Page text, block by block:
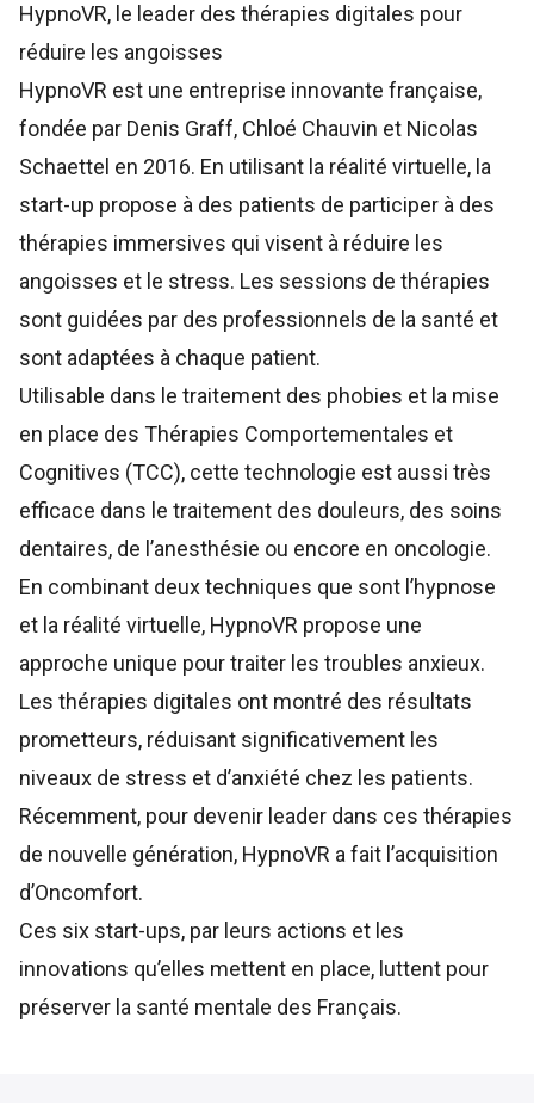
HypnoVR, le leader des thérapies digitales pour
réduire les angoisses
HypnoVR est une entreprise innovante française,
fondée par Denis Graff, Chloé Chauvin et Nicolas
Schaettel en 2016. En utilisant la réalité virtuelle, la
start-up propose à des patients de participer à des
thérapies immersives qui visent à réduire les
angoisses et le stress. Les sessions de thérapies
sont guidées par des professionnels de la santé et
sont adaptées à chaque patient.
Utilisable dans le traitement des phobies et la mise
en place des Thérapies Comportementales et
Cognitives (TCC), cette technologie est aussi très
efficace dans le traitement des douleurs, des soins
dentaires, de l’anesthésie ou encore en oncologie.
En combinant deux techniques que sont l’hypnose
et la réalité virtuelle, HypnoVR propose une
approche unique pour traiter les troubles anxieux.
Les thérapies digitales ont montré des résultats
prometteurs, réduisant significativement les
niveaux de stress et d’anxiété chez les patients.
Récemment, pour devenir leader dans ces thérapies
de nouvelle génération, HypnoVR a fait l’acquisition
d’Oncomfort.
Ces six start-ups, par leurs actions et les
innovations qu’elles mettent en place, luttent pour
préserver la santé mentale des Français.